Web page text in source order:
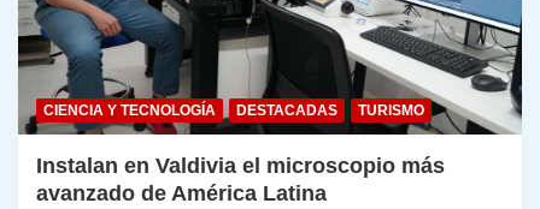
CIENCIA Y TECNOLOGÍA DESTACADAS TURISMO
Instalan en Valdivia el microscopio más
avanzado de América Latina